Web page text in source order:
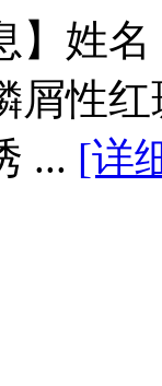
】姓
屑性
... [详